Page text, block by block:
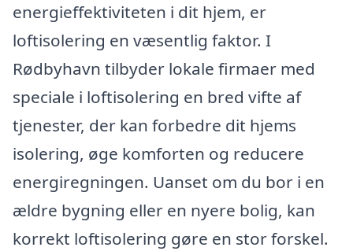
energieffektiviteten i dit hjem, er
loftisolering en væsentlig faktor. I
Rødbyhavn tilbyder lokale firmaer med
speciale i loftisolering en bred vifte af
tjenester, der kan forbedre dit hjems
isolering, øge komforten og reducere
energiregningen. Uanset om du bor i en
ældre bygning eller en nyere bolig, kan
korrekt loftisolering gøre en stor forskel.